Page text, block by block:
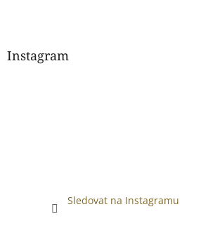
Instagram
Sledovat na Instagramu